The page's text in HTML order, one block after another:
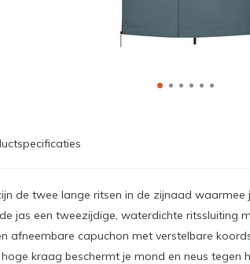
de twee lange ritsen in de zijnaad waarmee
jas een tweezijdige, waterdichte ritssluiting
afneembare capuchon met verstelbare
kraag beschermt je mond en neus tegen